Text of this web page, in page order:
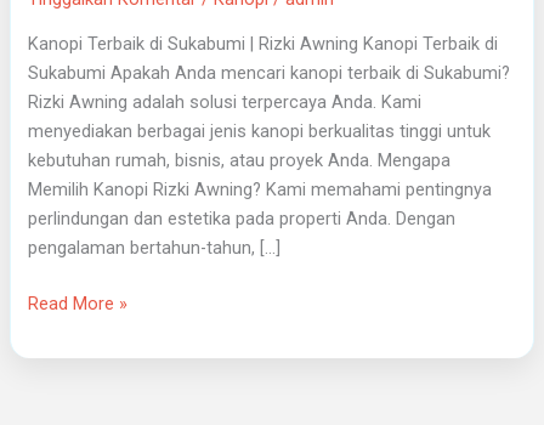
Kanopi Terbaik di Sukabumi | Rizki Awning Kanopi Terbaik di
Sukabumi Apakah Anda mencari kanopi terbaik di Sukabumi?
Rizki Awning adalah solusi terpercaya Anda. Kami
menyediakan berbagai jenis kanopi berkualitas tinggi untuk
kebutuhan rumah, bisnis, atau proyek Anda. Mengapa
Memilih Kanopi Rizki Awning? Kami memahami pentingnya
perlindungan dan estetika pada properti Anda. Dengan
pengalaman bertahun-tahun, […]
Read More »